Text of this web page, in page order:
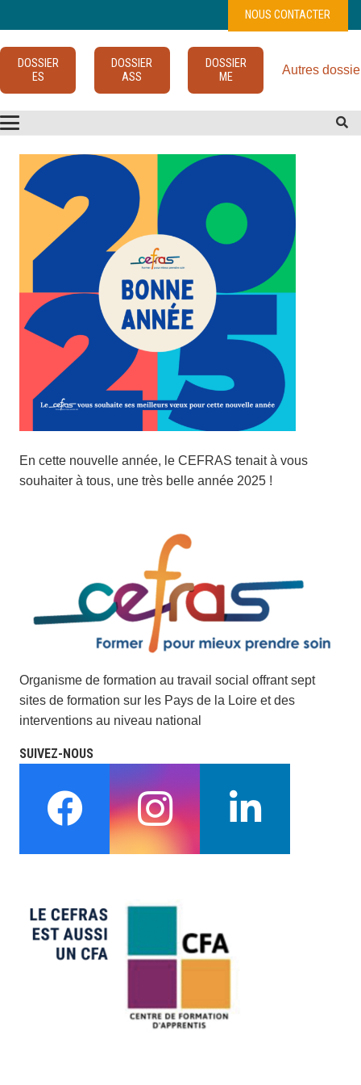
NOUS CONTACTER
DOSSIER
ES
DOSSIER
ASS
DOSSIER
ME
Autres
En cette nouvelle année, le CEFRAS tenait à vous
souhaiter à tous, une très belle année 2025 !
Organisme de formation au travail social offrant sept
sites de formation sur les Pays de la Loire et des
interventions au niveau national
SUIVEZ-NOUS